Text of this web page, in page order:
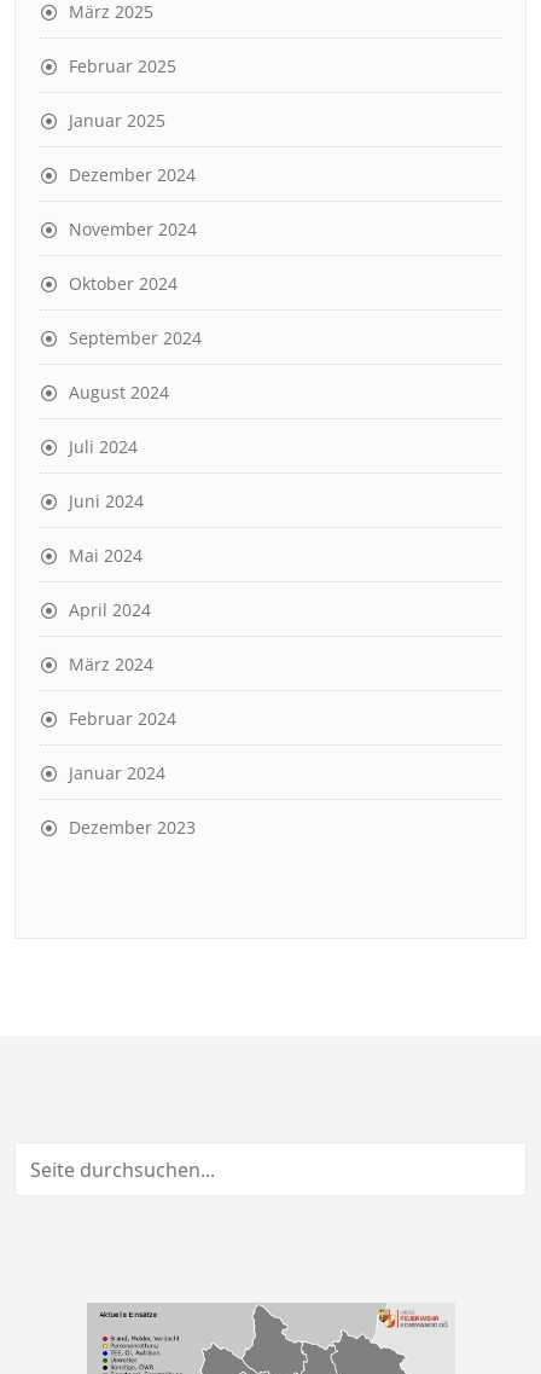
März 2025
Februar 2025
Januar 2025
Dezember 2024
November 2024
Oktober 2024
September 2024
August 2024
Juli 2024
Juni 2024
Mai 2024
April 2024
März 2024
Februar 2024
Januar 2024
Dezember 2023